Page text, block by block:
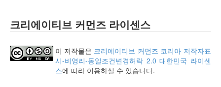
크리에이티브 커먼즈 라이센스
이 저작물은 크리에이티브 커먼즈 코리아 저작자표
시-비영리-동일조건변경허락 2.0 대한민국 라이센
스에 따라 이용하실 수 있습니다.